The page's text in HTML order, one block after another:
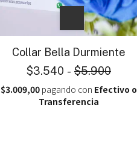
Collar Bella Durmiente
$3.540 - $5.900
$3.009,00 pagando con Efectivo o
Transferencia